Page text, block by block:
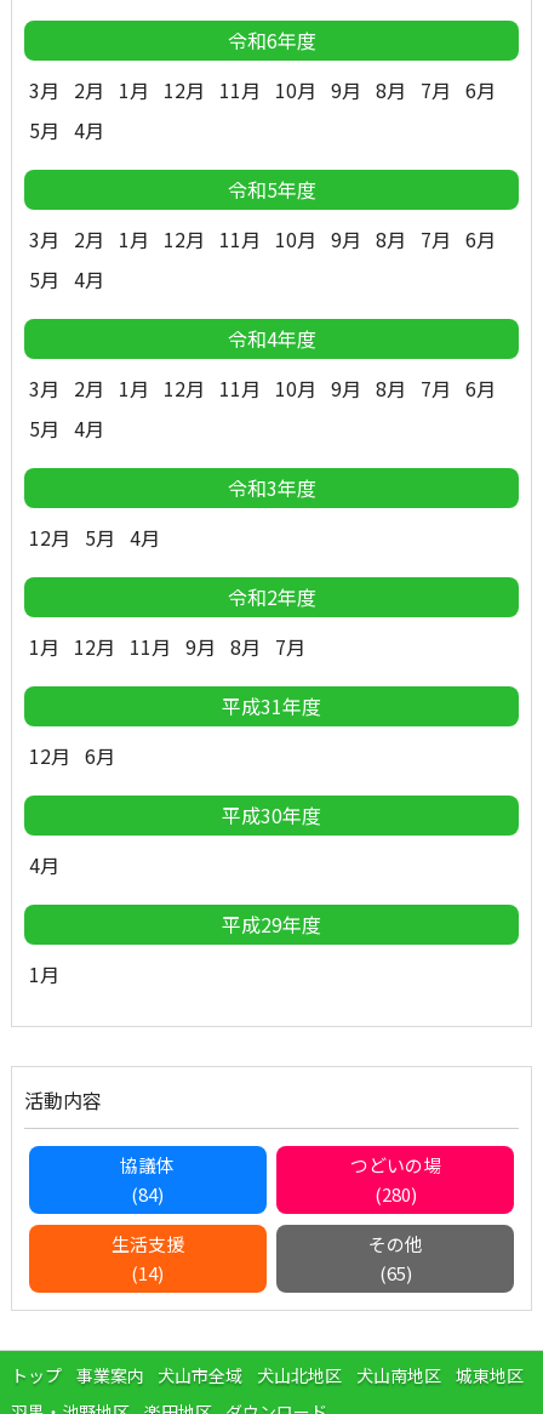
令和6年度
3月
2月 1月 12月 11月 10月 9月 8月 7月 6月
5月 4月
令和5年度
3月
2月 1月 12月 11月 10月 9月 8月 7月 6月
5月 4月
令和4年度
3月
2月 1月 12月 11月 10月 9月 8月 7月 6月
5月 4月
令和3年度
12月
5月 4月
令和2年度
1月
12月 11月 9月 8月 7月
平成31年度
12月 6月
平成30年度
4月
平成29年度
1月
活動内容
協議体
(84)
つどいの場
(280)
生活支援
(14)
その他
(65)
トップ 事業案内 犬山市全域 犬山北地区 犬山南地区
城東地区